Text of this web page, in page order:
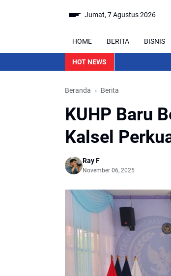
Jumat, 7 Agustus 2026
HOME BERITA BISNIS
HOT NEWS
Beranda Berita
KUHP Baru
Kalsel
Ray F
November 06, 2025